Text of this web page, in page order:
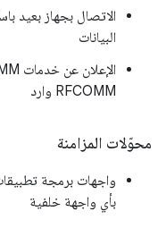
البيانات
RFCOMM وارد
محوّلات المزامنة
واجهات برمجة
بأي واجهة خلفية